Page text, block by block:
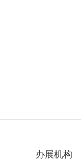
办展机构